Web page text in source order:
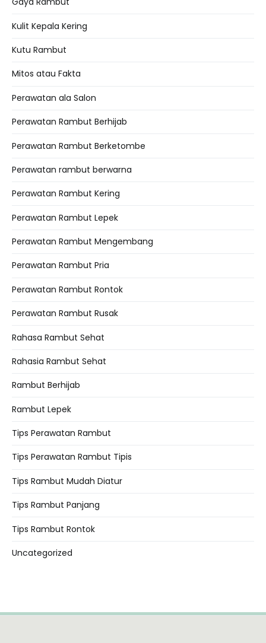
Kulit Kepala Kering
Kutu Rambut
Mitos atau Fakta
Perawatan ala Salon
Perawatan Rambut Berhijab
Perawatan Rambut Berketombe
Perawatan rambut berwarna
Perawatan Rambut Kering
Perawatan Rambut Lepek
Perawatan Rambut Mengembang
Perawatan Rambut Pria
Perawatan Rambut Rontok
Perawatan Rambut Rusak
Rahasa Rambut Sehat
Rahasia Rambut Sehat
Rambut Berhijab
Rambut Lepek
Tips Perawatan Rambut
Tips Perawatan Rambut Tipis
Tips Rambut Mudah Diatur
Tips Rambut Panjang
Tips Rambut Rontok
Uncategorized